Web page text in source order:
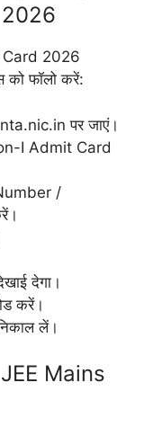
2026
को फॉलो करें:
पर जाएं।
I Admit Card
/
देगा।
करें।
लें।
Mains